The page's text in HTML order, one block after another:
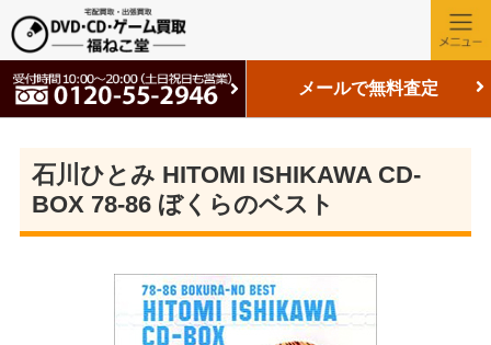
メールで無料査定
石川ひとみ HITOMI ISHIKAWA CD-
BOX 78-86 ぼくらのベスト